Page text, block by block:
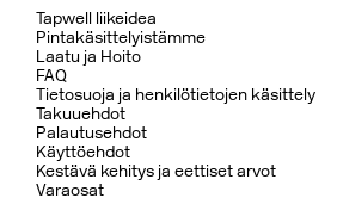
Tapwell liikeidea
Pintakäsittelyistämme
Laatu ja Hoito
FAQ
Tietosuoja ja henkilötietojen käsittely
Takuuehdot
Palautusehdot
Käyttöehdot
Kestävä kehitys ja eettiset arvot
Varaosat